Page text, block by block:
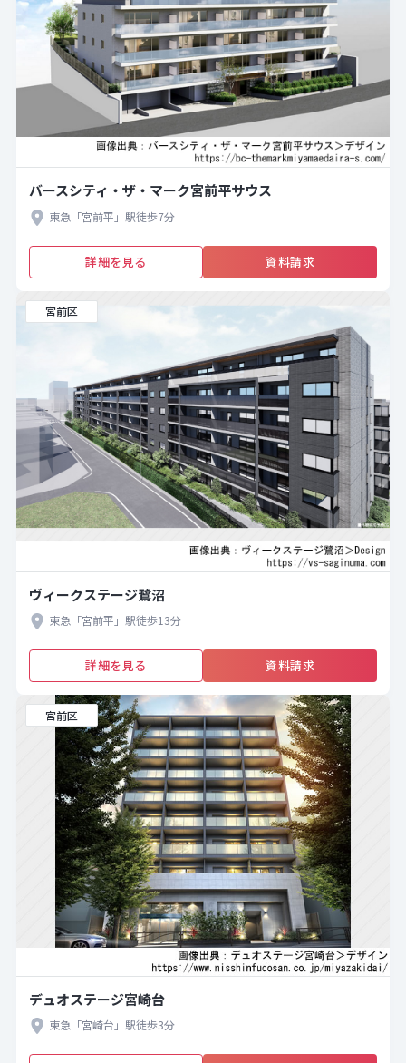
バースシティ・ザ・マーク宮前平サウス
東急「宮前平」駅徒歩7分
詳細を見る 資料請求
宮前区
ヴィークステージ鷺沼
東急「宮前平」駅徒歩13分
詳細を見る 資料請求
宮前区
デュオステージ宮崎台
東急「宮崎台」駅徒歩3分